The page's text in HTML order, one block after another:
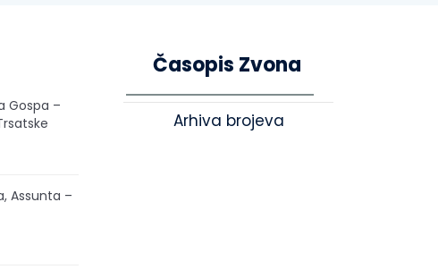
Gospa –
Assunta –
Časopis Zvona
Arhiva brojeva